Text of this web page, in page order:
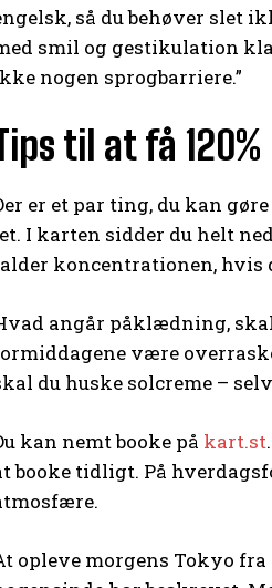
så du behøver slet
smil og gestikulation
nogen sprogbarriere.”
til at få
er et par ting, du kan
I karten sidder du helt
koncentrationen, hvis
angår påklædning,
være
du huske solcreme –
kan nemt booke på kart.st
booke tidligt. På
opleve morgens Tokyo